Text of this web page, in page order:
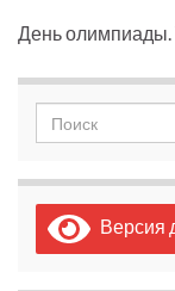
День олимпиады.
Search for:
Версия